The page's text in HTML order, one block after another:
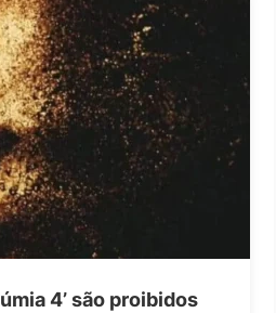
4’ são proibidos